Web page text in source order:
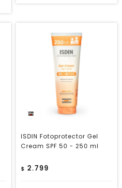
ISDIN Fotoprotector Gel
Cream SPF 50 - 250 ml
$ 2.799